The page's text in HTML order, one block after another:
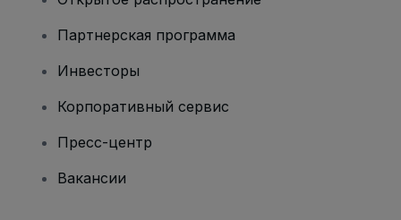
Партнерская программа
Инвесторы
Корпоративный сервис
Пресс-центр
Вакансии